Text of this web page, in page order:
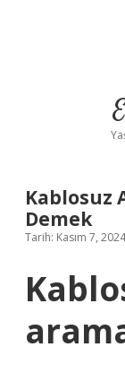
Kablosuz
Demek
Tarih: Kasım 7, 2024